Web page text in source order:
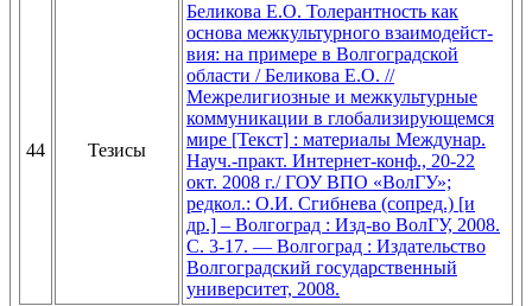
44 Тезисы
Беликова Е.О. Толерантность как
основа межкультурного взаимодейст-
вия: на примере в Волгоградской
области / Беликова Е.О. //
Межрелигиозные и межкультурные
коммуникации в глобализирующемся
мире [Текст] : материалы Междунар.
Науч.-практ. Интернет-конф., 20-22
окт. 2008 г./ ГОУ ВПО «ВолГУ»;
редкол.: О.И. Сгибнева (сопред.) [и
др.] – Волгоград : Изд-во ВолГУ, 2008.
С. 3-17. — Волгоград : Издательство
Волгоградский государственный
университет, 2008.